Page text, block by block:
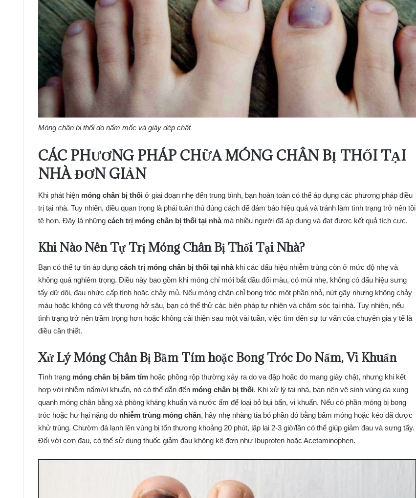
Móng chân bị thối do nấm mốc và giày dép chật
CÁC PHƯƠNG PHÁP CHỮA MÓNG CHÂN BỊ THỐI TẠI
NHÀ ĐƠN GIẢN
Khi phát hiện móng chân bị thối ở giai đoạn nhẹ đến trung bình, bạn hoàn toàn có thể áp dụng các phương pháp điều
trị tại nhà. Tuy nhiên, điều quan trọng là phải tuân thủ đúng cách để đảm bảo hiệu quả và tránh làm tình trạng trở nên tồi
tệ hơn. Đây là những cách trị móng chân bị thối tại nhàmà nhiều người đã áp dụng và đạt được kết quả tích cực.
Khi Nào Nên Tự Trị Móng Chân Bị Thối Tại Nhà?
Bạn có thể tự tin áp dụng cách trị móng chân bị thối tại nhàkhi các dấu hiệu nhiễm trùng còn ở mức độ nhẹ và
không quá nghiêm trọng. Điều này bao gồm khi móng chỉ mới bắt đầu đổi màu, có mùi nhẹ, không có dấu hiệu sưng
tấy dữ dội, đau nhức cấp tính hoặc chảy mủ. Nếu móng chân chỉ bong tróc một phần nhỏ, nứt gãy nhưng không chảy
máu hoặc không có vết thương hở sâu, bạn có thể thử các biện pháp tự nhiên và chăm sóc tại nhà. Tuy nhiên, nếu
tình trạng trở nên trầm trọng hơn hoặc không cải thiện sau một vài tuần, việc tìm đến sự tư vấn của chuyên gia y tế là
điều cần thiết.
Xử Lý Móng Chân Bị Bầm Tím hoặc Bong Tróc Do Nấm, Vi Khuẩn
Tình trạng móng chân bị bầm tím hoặc phồng rộp thường xảy ra do va đập hoặc do mang giày chật, nhưng khi kết
hợp với nhiễm nấm/vi khuẩn, nó có thể dẫn đến móng chân bị thối. Khi xử lý tại nhà, bạn nên vệ sinh vùng da xung
quanh móng chân bằng xà phòng kháng khuẩn và nước ấm để loại bỏ bụi bẩn, vi khuẩn. Nếu có phần móng bị bong
tróc hoặc hư hại nặng do nhiễm trùng móng chân, hãy nhẹ nhàng tỉa bỏ phần đó bằng bấm móng hoặc kéo đã được
khử trùng. Chườm đá lạnh lên vùng bị tổn thương khoảng 20 phút, lặp lại 2-3 giờ/lần có thể giúp giảm đau và sưng tấy.
Đối với cơn đau, có thể sử dụng thuốc giảm đau không kê đơn như Ibuprofen hoặc Acetaminophen.